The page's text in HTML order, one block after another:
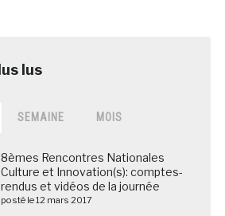
SEMAINE MOIS
8èmes Rencontres Nationales
Culture et Innovation(s): comptes-
rendus et vidéos de la journée
posté le 12 mars 2017